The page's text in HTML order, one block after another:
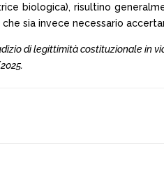
biologica), risultino
che sia invece necessario
di legittimità costituzionale in